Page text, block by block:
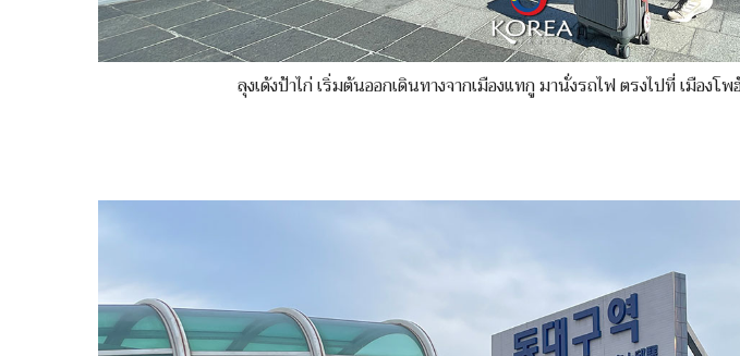
ลุงเด้งป้าไก่ เริ่มต้นออกเดินทางจากเมืองแทกู มานั่งรถไฟ ตรงไปที่ เมืองโ